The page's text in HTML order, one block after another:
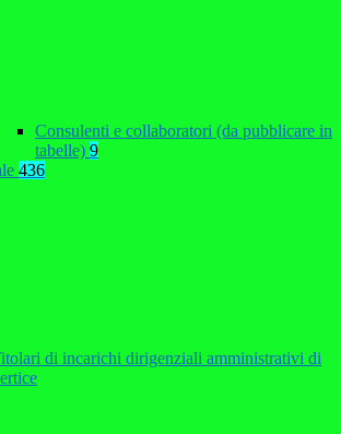
Consulenti e collaboratori (da pubblicare in
tabelle) 9
436
di incarichi dirigenziali amministrativi di